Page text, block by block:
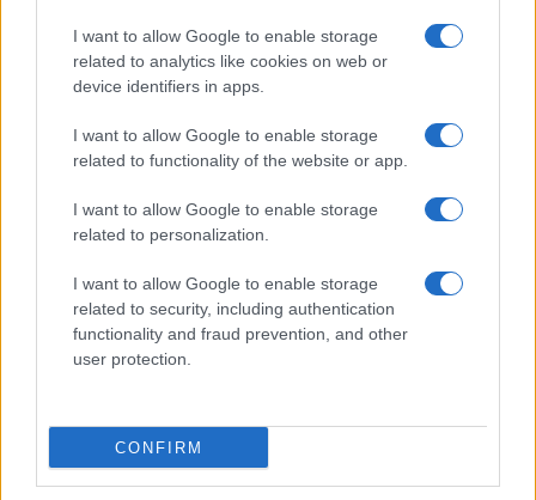
I want to allow Google to enable storage
related to analytics like cookies on web or
device identifiers in apps.
I want to allow Google to enable storage
related to functionality of the website or app.
I want to allow Google to enable storage
related to personalization.
I want to allow Google to enable storage
related to security, including authentication
functionality and fraud prevention, and other
user protection.
CONFIRM
CHI SIAMO CONTATTI PUBBLICITÀ LAVORA CON NOI
OTTO CHANNEL
Iscritto al Registro degli Operatori di Comunicazione n. 37512
© Riproduzione Riservata – Ne è consentita esclusivamente una
riproduzione parziale con citazione della fonte corretta